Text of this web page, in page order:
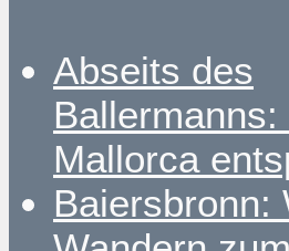
Abseits des
Mallorca
Baiersbronn: